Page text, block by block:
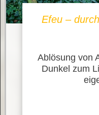
Efeu –
Ablösung von
Dunkel zum